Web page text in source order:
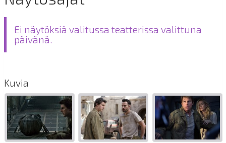
Ei näytöksiä valitussa teatterissa valittuna
päivänä.
Kuvia